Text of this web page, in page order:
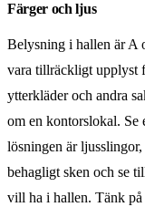
Färger och ljus
Belysning i hallen är A
vara tillräckligt upplyst
ytterkläder och andra
om en kontorslokal. Se
lösningen är
behagligt sken och se
vill ha i hallen. Tänk på